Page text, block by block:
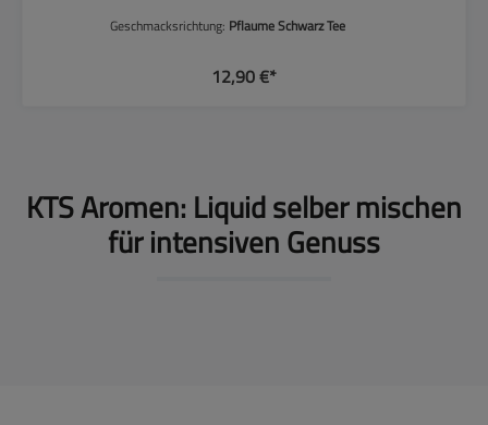
Geschmacksrichtung: Pflaume Schwarz Tee
12,90 €*
KTS Aromen: Liquid selber mischen
für intensiven Genuss